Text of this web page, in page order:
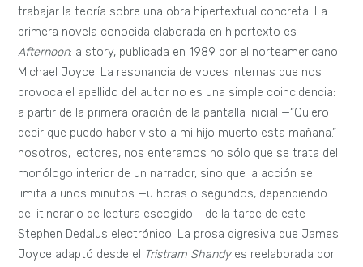
trabajar la teoría sobre una obra hipertextual concreta. La
primera novela conocida elaborada en hipertexto es
Afternoon: a story, publicada en 1989 por el norteamericano
Michael Joyce. La resonancia de voces internas que nos
provoca el apellido del autor no es una simple coincidencia:
a partir de la primera oración de la pantalla inicial —“Quiero
decir que puedo haber visto a mi hijo muerto esta mañana.”—
nosotros, lectores, nos enteramos no sólo que se trata del
monólogo interior de un narrador, sino que la acción se
limita a unos minutos —u horas o segundos, dependiendo
del itinerario de lectura escogido— de la tarde de este
Stephen Dedalus electrónico. La prosa digresiva que James
Joyce adaptó desde el
Tristram Shandyes reelaborada por